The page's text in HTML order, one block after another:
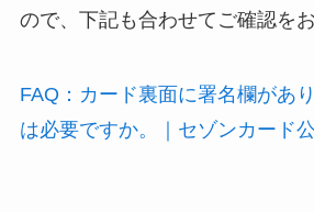
ので、下記も合わせてご確認を
FAQ：カード裏面に署名欄があ
は必要ですか。｜セゾンカード